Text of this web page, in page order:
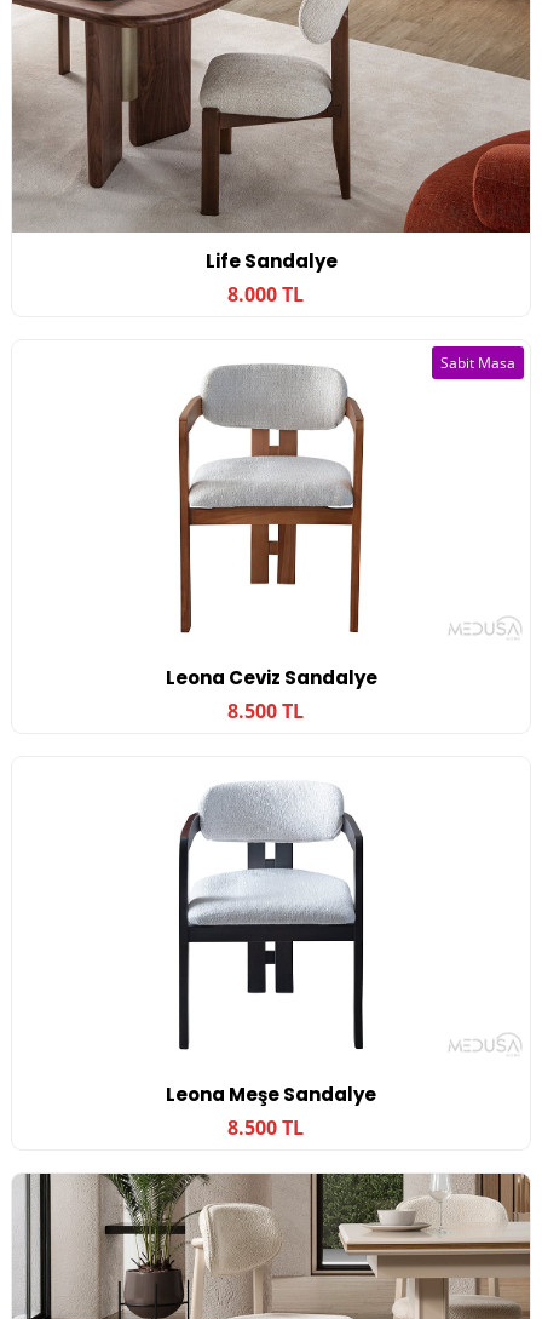
Life Sandalye
8.000 TL
Leona Ceviz Sandalye
8.500 TL
Sabit Masa
Leona Meşe Sandalye
8.500 TL